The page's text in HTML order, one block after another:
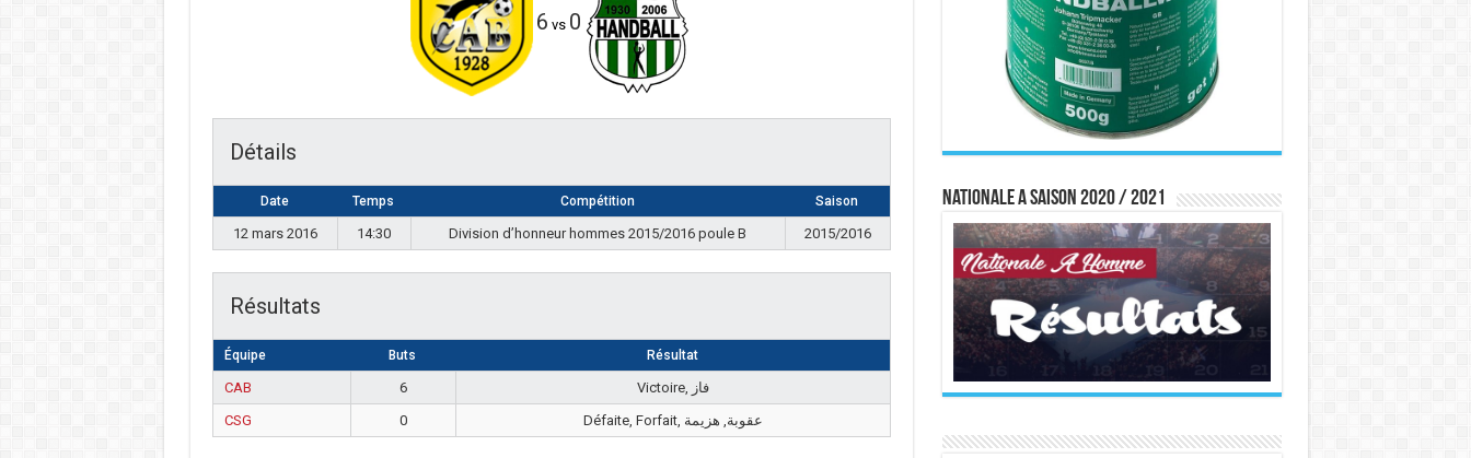
6 vs 0
Détails
Date Temps Compétition Saison
12 mars 2016 14:30 Division d’honneur hommes 2015/2016 poule B 2015/2016
Résultats
Équipe Buts Résultat
CAB 6
Victoire, فاز
CSG
0 Défaite, Forfait, عقوبة, هزيمة
Nationale A saison 2020 / 2021